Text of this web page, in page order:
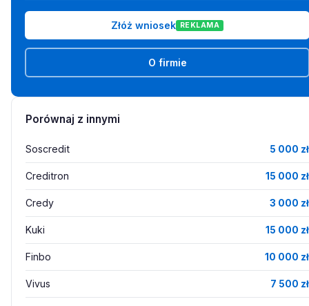
Złóż wniosek REKLAMA
O firmie
Porównaj z innymi
Soscredit 5 000 zł
Creditron 15 000 zł
Credy 3 000 zł
Kuki 15 000 zł
Finbo 10 000 zł
Vivus 7 500 zł